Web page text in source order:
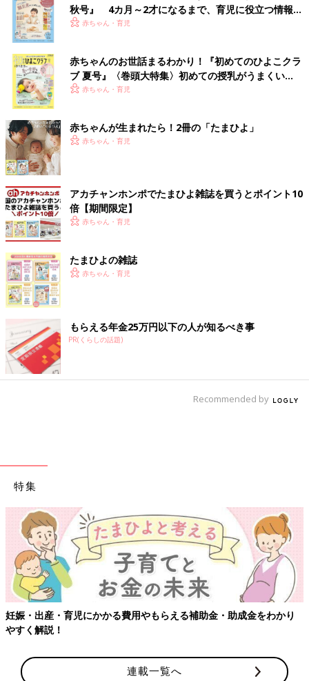
秋号』 4カ月～2才になるまで、育児に役立つ情報が
いっぱい！
赤ちゃん・育児
赤ちゃんのお世話まるわかり！『初めてのひよこクラ
ブ 夏号』〈巻頭大特集〉初めての授乳がうまくい
く！ おっぱい・ミルクの基本と夏のトラブル 解決テ
赤ちゃん・育児
赤ちゃんが生まれたら！2冊の「たまひよ」
赤ちゃん・育児
アカチャンホンポでたまひよ雑誌を買うとポイント10
倍【期間限定】
赤ちゃん・育児
たまひよの雑誌
赤ちゃん・育児
もらえる年金25万円以下の人が知るべき事
PR(くらしの話題)
Recommended by
特集
妊娠・出産・育児にかかる費用やもらえる補助金・助成金をわかり
やすく解説！
連載一覧へ